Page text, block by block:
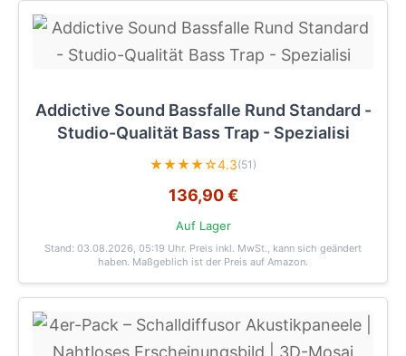
Addictive Sound Bassfalle Rund Standard -
Studio-Qualität Bass Trap - Spezialisi
★★★★☆4.3(51)
136,90 €
Auf Lager
Stand: 03.08.2026, 05:19 Uhr. Preis inkl. MwSt., kann sich geändert
haben. Maßgeblich ist der Preis auf Amazon.